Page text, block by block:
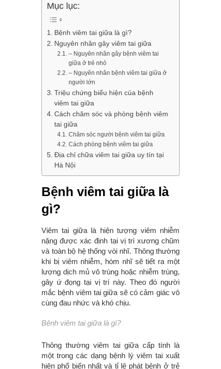
Mục lục:
Bệnh viêm tai giữa là gì?
Nguyên nhân gây viêm tai giữa
– Nguyên nhân gây bệnh viêm tai
giữa ở trẻ nhỏ
– Nguyên nhân bệnh viêm tai giữa ở
người lớn
Triệu chứng biểu hiện của bệnh
viêm tai giữa
Cách chăm sóc và phòng bệnh viêm
tai giữa
Chăm sóc người bệnh viêm tai giữa
Cách phòng bệnh viêm tai giữa
Địa chỉ chữa viêm tai giữa uy tín tại
Hà Nội
Bệnh viêm tai giữa là
gì?
Viêm tai giữa là hiện tượng viêm nhiễm
nặng được xác định tại vị trí xương chũm
và toàn bộ hệ thống vòi nhĩ. Thông thường
khi bị viêm nhiễm, hòm nhĩ sẽ tiết ra một
lượng dịch mủ vô trùng hoặc nhiễm trùng,
gây ứ đọng tại vị trí này. Theo đó người
mắc bệnh viêm tai giữa sẽ có cảm giác vô
cùng đau nhức và khó chịu.
Bệnh viêm tai giữa là gì?
Thông thường viêm tai giữa cấp tính là
một trong các dạng bệnh lý viêm tai xuất
hiện phổ biến nhất và tỉ lệ phát bệnh ở trẻ